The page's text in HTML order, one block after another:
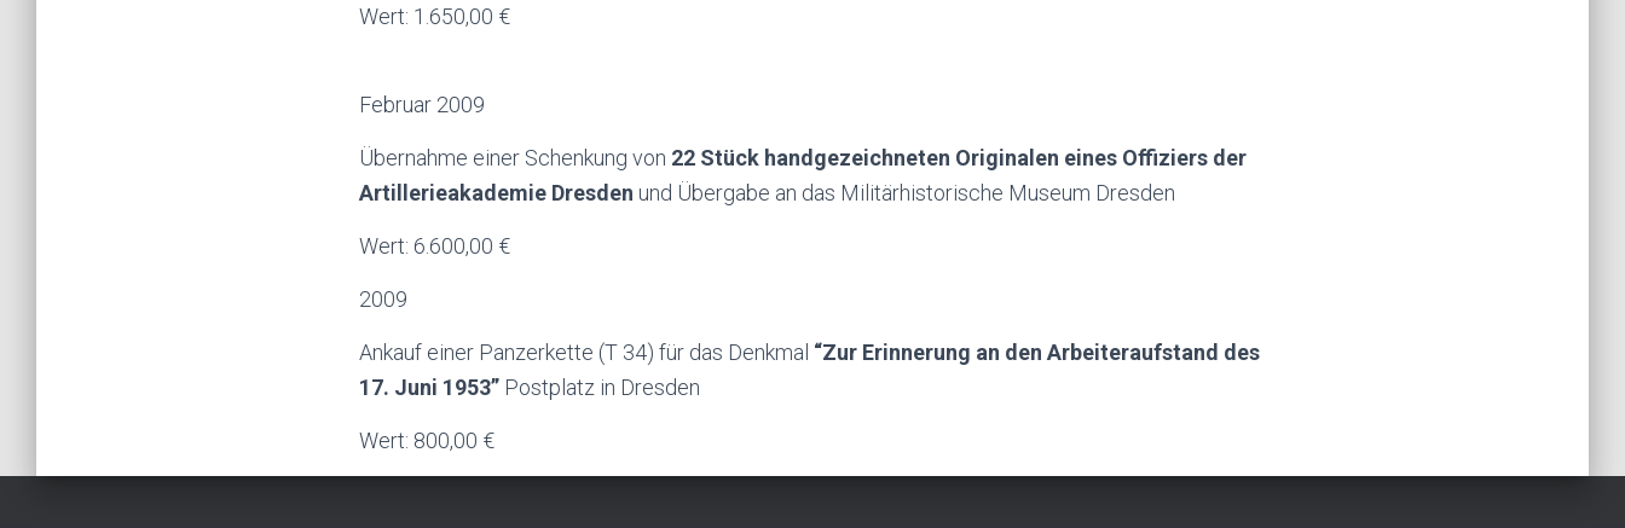
Wert: 1.650,00 €
Februar 2009
Übernahme einer Schenkung von 22 Stück handgezeichneten Originalen eines Offiziers der
Artillerieakademie Dresden und Übergabe an das Militärhistorische Museum Dresden
Wert: 6.600,00 €
2009
Ankauf einer Panzerkette (T 34) für das Denkmal “Zur Erinnerung an den Arbeiteraufstand des
17. Juni 1953” Postplatz in Dresden
Wert: 800,00 €